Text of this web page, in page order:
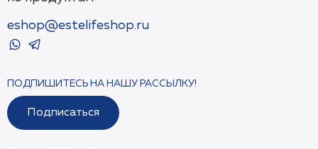
eshop@estelifeshop.ru
ПОДПИШИТЕСЬ НА НАШУ РАССЫЛКУ!
Подписаться